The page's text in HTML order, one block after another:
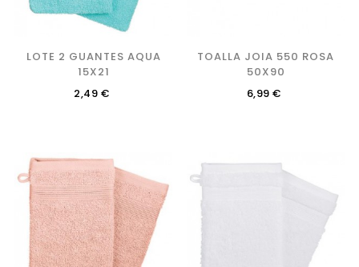
LOTE 2 GUANTES AQUA
15X21
Precio
2,49 €
TOALLA JOIA 550 ROSA
50X90
Precio
6,99 €